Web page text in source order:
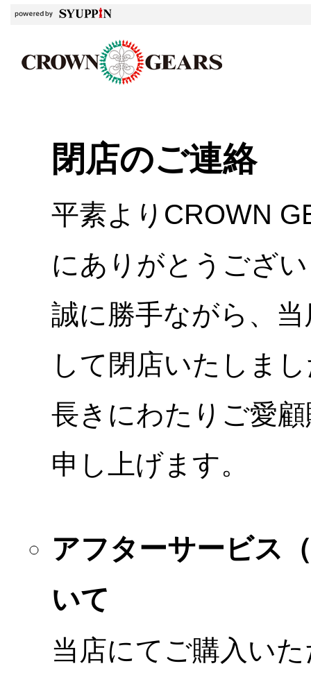
閉店のご連絡
平素よりCROWN
にありがとうござ
誠に勝手ながら、
して閉店いたしま
長きにわたりご愛
申し上げます。
アフターサービス
いて
当店にてご購入い